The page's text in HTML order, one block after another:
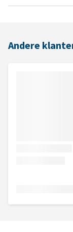
Andere